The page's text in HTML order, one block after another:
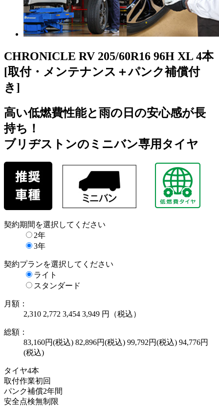
CHRONICLE RV 205/60R16 96H XL 4本
[取付・メンテナンス＋パンク補償付
き]
高い低燃費性能と雨の日の安心感が長
持ち！
ブリヂストンのミニバン専用タイヤ
契約期間 を選択してください
2年
3年
契約プランを選択してください
ライト
スタンダード
月額：
2,310 2,772 3,454 3,949 円（税込）
総額：
83,160円(税込) 82,896円(税込) 99,792円(税込) 94,776円
(税込)
タイヤ4本
取付作業初回
パンク補償2年間
安全点検無制限